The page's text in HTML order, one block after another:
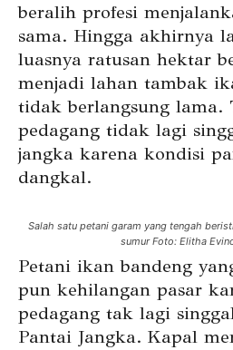
beralih profesi
sama. Hingga akhirnya
luasnya ratusan hektar
menjadi lahan tambak
tidak berlangsung lama.
pedagang tidak lagi
jangka karena kondisi
dangkal.
Salah satu petani garam yang tengah
sumur Foto: Elitha
Petani ikan bandeng
pun kehilangan pasar
pedagang tak lagi
Pantai Jangka. Kapal